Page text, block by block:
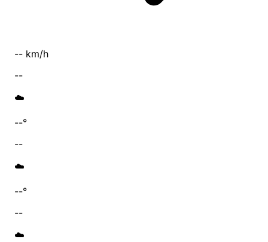
-- km/h
--
☁️
--°
--
☁️
--°
--
☁️